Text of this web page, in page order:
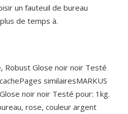
un fauteuil de bureau
de temps à.
Robust Glose noir noir Testé
similairesMARKUS
noir noir Testé pour: 1kg.
rose, couleur argent